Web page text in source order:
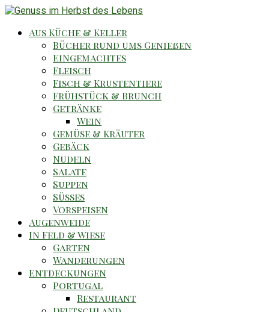
Aus Küche & Keller
Bücher rund ums Genießen
Eingemachtes
Fleisch
Fisch & Krustentiere
Frühstück & Brunch
Getränke
Wein
Gemüse & Kräuter
Gebäck
Nudeln
Salate
Suppen
Süsses
Vorspeisen
Augenweide
In Feld & Wiese
Garten
Wanderungen
Entdeckungen
Portugal
Restaurant